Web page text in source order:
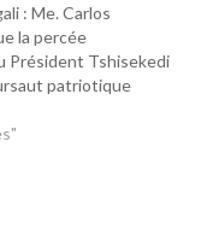
: Me. Carlos
la percée
Président Tshisekedi
patriotique